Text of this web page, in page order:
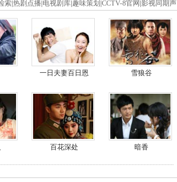
索 热剧点播 电视剧库 趣味策划 CCTV-8官网 影视同期声
一日夫妻百日恩 雪狼谷
百花深处 暗香